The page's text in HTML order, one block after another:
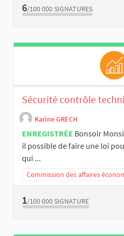
6/100 000 SIGNATURES
Sécurité contrôle
Karine GRECH
ENREGISTRÉE Bonsoir
il possible de faire une loi
qui ...
Commission des affaires
1/100 000 SIGNATURE